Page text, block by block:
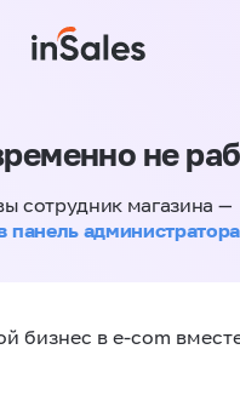
не
сотрудник магазина —
панель администратора
бизнес в e-com